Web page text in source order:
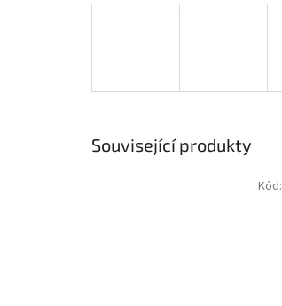
Související produkty
Kód: